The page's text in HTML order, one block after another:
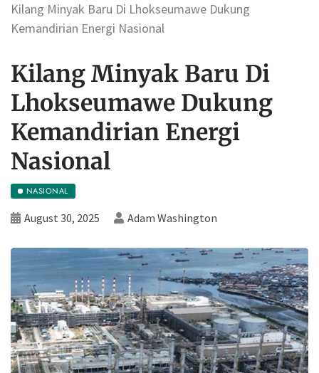
Kilang Minyak Baru Di Lhokseumawe Dukung
Kemandirian Energi Nasional
Kilang Minyak Baru Di
Lhokseumawe Dukung
Kemandirian Energi
Nasional
NASIONAL
August 30, 2025 Adam Washington